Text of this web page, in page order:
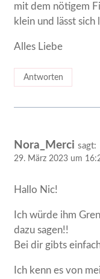
mit dem nötigem
klein und lässt sich
Alles Liebe
Antworten
Nora_Merci sagt:
29. März 2023 um
Hallo Nic!
Ich würde ihm
dazu sagen!!
Bei dir gibts
Ich kenn es von